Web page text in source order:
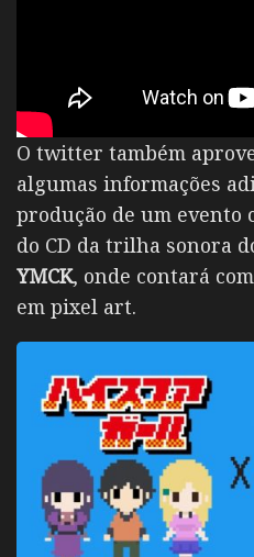
O twitter também
algumas informações
produção de um evento
do CD da trilha sonora
YMCK, onde contará
em pixel art.